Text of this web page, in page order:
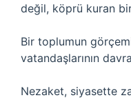
değil, köprü kuran bir
Bir toplumun
vatandaşlarının
Nezaket, siyasette